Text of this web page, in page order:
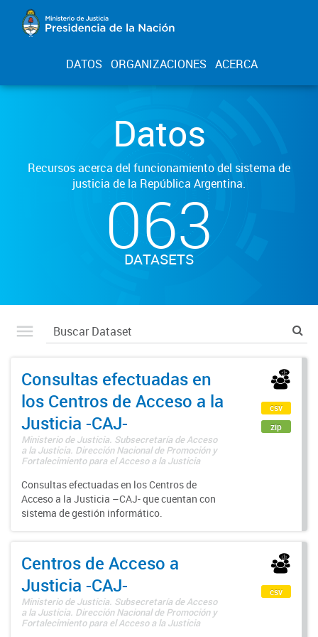
DATOS ORGANIZACIONES ACERCA
Datos
Recursos acerca del funcionamiento del sistema de
justicia de la República Argentina.
063
DATASETS
Consultas efectuadas en
los Centros de Acceso a la
Justicia -CAJ-
Ministerio de Justicia. Subsecretaría de Acceso
a la Justicia. Dirección Nacional de Promoción y
Fortalecimiento para el Acceso a la Justicia
Consultas efectuadas en los Centros de
Acceso a la Justicia –CAJ- que cuentan con
sistema de gestión informático.
csv
zip
Centros de Acceso a
Justicia -CAJ-
Ministerio de Justicia. Subsecretaría de Acceso
a la Justicia. Dirección Nacional de Promoción y
Fortalecimiento para el Acceso a la Justicia
csv